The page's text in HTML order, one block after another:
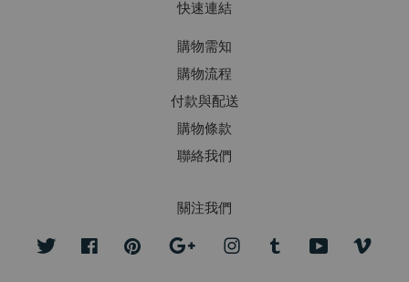
快速連結
購物需知
購物流程
付款與配送
購物條款
聯絡我們
關注我們
Twitter FacebookPinterest Google InstagramTumblr YouTube